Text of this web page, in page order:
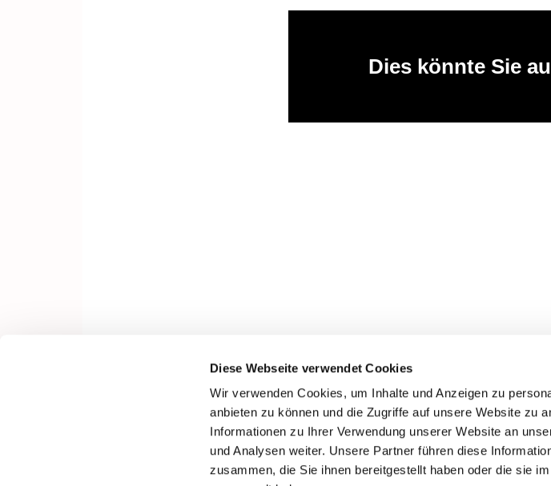
Diese Webseite verwendet Cookies
Wir verwenden Cookies, um Inhalte und Anzeigen zu
anbieten zu können und die Zugriffe auf unsere Website zu
Informationen zu Ihrer Verwendung unserer Website an
und Analysen weiter. Unsere Partner führen diese
zusammen, die Sie ihnen bereitgestellt haben oder die sie
Dies könnte Sie